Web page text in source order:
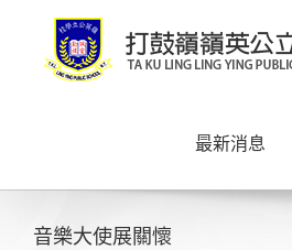
content
最新消息
音樂大使展關懷